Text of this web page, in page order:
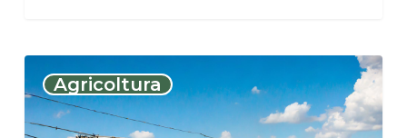
Agricoltura